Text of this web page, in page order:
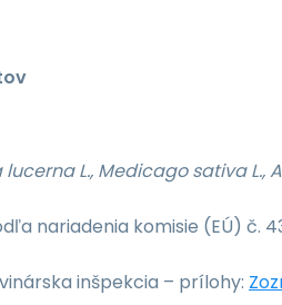
L., Medicago sativa L.,
nariadenia komisie (EÚ) č.
inšpekcia – prílohy: